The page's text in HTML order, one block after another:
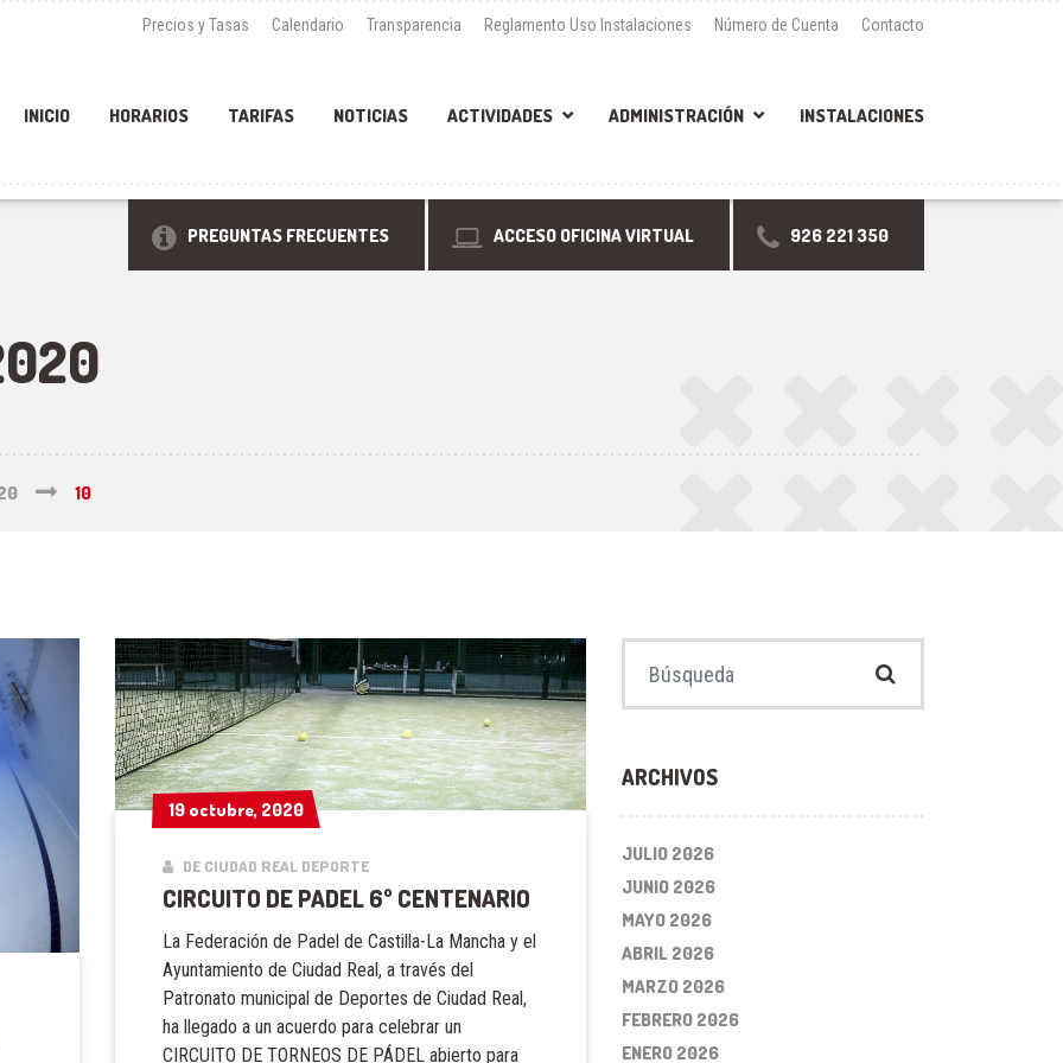
Precios y Tasas Calendario Transparencia Reglamento Uso Instalaciones Número de Cuenta Contacto
INICIO HORARIOS TARIFAS NOTICIAS ACTIVIDADES ADMINISTRACIÓN INSTALACIONES
PREGUNTAS FRECUENTES ACCESO OFICINA VIRTUAL 926 221 350
10
19 octubre, 2020
19 octubre, 2020
DE CIUDAD REAL DEPORTE
CIRCUITO DE PADEL 6º CENTENARIO
La Federación de Padel de Castilla-La Mancha y el
Ayuntamiento de Ciudad Real, a través del
Patronato municipal de Deportes de Ciudad Real,
ha llegado a un acuerdo para celebrar un
CIRCUITO DE TORNEOS DE PÁDEL abierto para
ARCHIVOS
JULIO 2026
JUNIO 2026
MAYO 2026
ABRIL 2026
MARZO 2026
FEBRERO 2026
ENERO 2026